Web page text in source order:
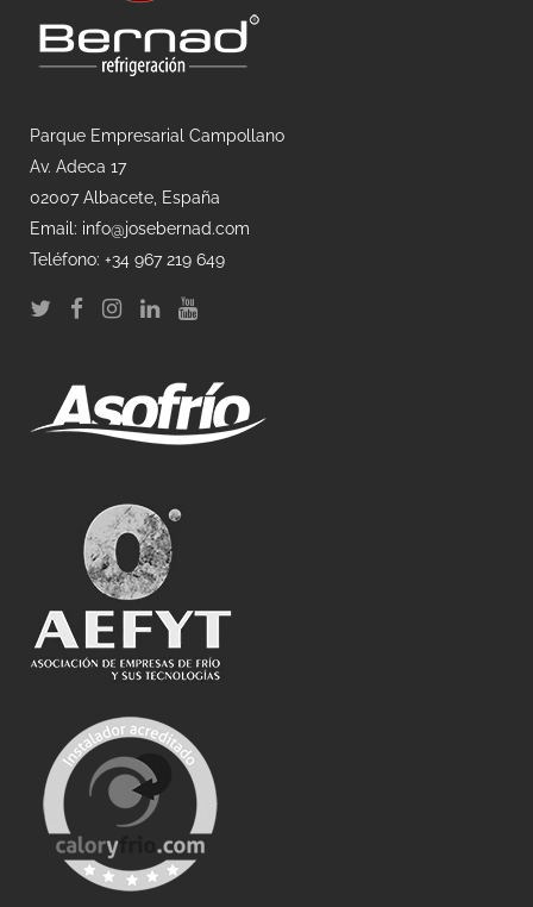
Parque Empresarial Campollano
Av. Adeca 17
02007 Albacete, España
Email: info@josebernad.com
Teléfono: +34 967 219 649